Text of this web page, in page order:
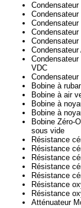
VDC
Bobine à
Bobine à air
Bobine à
Bobine à
Bobine Zéro-
sous vide
Résistance
Résistance
Résistance
Résistance
Résistance
Résistance
Résistance
Atténuateur